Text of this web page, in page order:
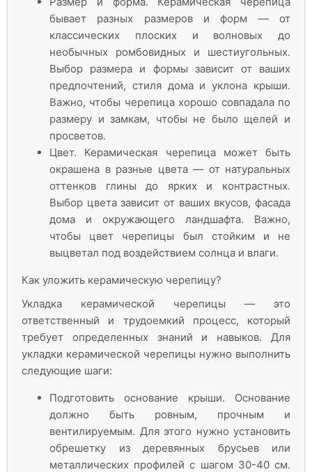
бывает разных размеров и форм — от
классических плоских и волновых до
необычных ромбовидных и шестиугольных.
Выбор размера и формы зависит от ваших
предпочтений, стиля дома и уклона крыши.
Важно, чтобы черепица хорошо совпадала по
размеру и замкам, чтобы не было щелей и
просветов.
Цвет. Керамическая черепица может быть
окрашена в разные цвета — от натуральных
оттенков глины до ярких и контрастных.
Выбор цвета зависит от ваших вкусов, фасада
дома и окружающего ландшафта. Важно,
чтобы цвет черепицы был стойким и не
выцветал под воздействием солнца и влаги.
Как уложить керамическую черепицу?
Укладка керамической черепицы — это
ответственный и трудоемкий процесс, который
требует определенных знаний и навыков. Для
укладки керамической черепицы нужно выполнить
следующие шаги:
Подготовить основание крыши. Основание
должно быть ровным, прочным и
вентилируемым. Для этого нужно установить
обрешетку из деревянных брусьев или
металлических профилей с шагом 30-40 см.